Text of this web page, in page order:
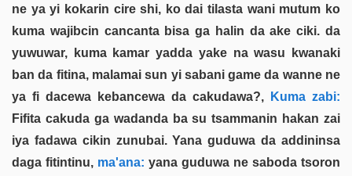
ne ya yi kokarin cire shi, ko dai tilasta wani mutum ko
kuma wajibcin cancanta bisa ga halin da ake ciki. da
yuwuwar, kuma kamar yadda yake na wasu kwanaki
ban da fitina, malamai sun yi sabani game da wanne ne
ya fi dacewa kebancewa da cakudawa?, Kuma zabi:
Fifita cakuda ga wadanda ba su tsammanin hakan zai
iya fadawa cikin zunubai. Yana guduwa da addininsa
daga fitintinu, ma'ana: yana guduwa ne saboda tsoron